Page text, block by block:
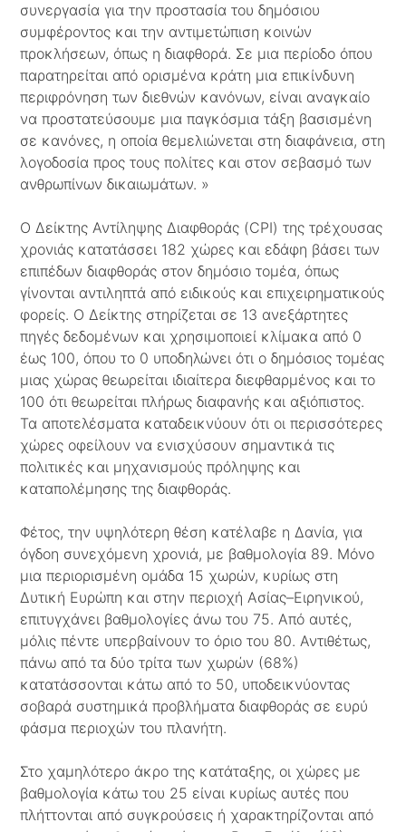
συνεργασία για την προστασία του δημόσιου
συμφέροντος και την αντιμετώπιση κοινών
προκλήσεων, όπως η διαφθορά. Σε μια περίοδο όπου
παρατηρείται από ορισμένα κράτη μια επικίνδυνη
περιφρόνηση των διεθνών κανόνων, είναι αναγκαίο
να προστατεύσουμε μια παγκόσμια τάξη βασισμένη
σε κανόνες, η οποία θεμελιώνεται στη διαφάνεια, στη
λογοδοσία προς τους πολίτες και στον σεβασμό των
ανθρωπίνων δικαιωμάτων. »
Ο Δείκτης Αντίληψης Διαφθοράς (CPI) της τρέχουσας
χρονιάς κατατάσσει 182 χώρες και εδάφη βάσει των
επιπέδων διαφθοράς στον δημόσιο τομέα, όπως
γίνονται αντιληπτά από ειδικούς και επιχειρηματικούς
φορείς. Ο Δείκτης στηρίζεται σε 13 ανεξάρτητες
πηγές δεδομένων και χρησιμοποιεί κλίμακα από 0
έως 100, όπου το 0 υποδηλώνει ότι ο δημόσιος τομέας
μιας χώρας θεωρείται ιδιαίτερα διεφθαρμένος και το
100 ότι θεωρείται πλήρως διαφανής και αξιόπιστος.
Τα αποτελέσματα καταδεικνύουν ότι οι περισσότερες
χώρες οφείλουν να ενισχύσουν σημαντικά τις
πολιτικές και μηχανισμούς πρόληψης και
καταπολέμησης της διαφθοράς.
Φέτος, την υψηλότερη θέση κατέλαβε η Δανία, για
όγδοη συνεχόμενη χρονιά, με βαθμολογία 89. Μόνο
μια περιορισμένη ομάδα 15 χωρών, κυρίως στη
Δυτική Ευρώπη και στην περιοχή Ασίας–Ειρηνικού,
επιτυγχάνει βαθμολογίες άνω του 75. Από αυτές,
μόλις πέντε υπερβαίνουν το όριο του 80. Αντιθέτως,
πάνω από τα δύο τρίτα των χωρών (68%)
κατατάσσονται κάτω από το 50, υποδεικνύοντας
σοβαρά συστημικά προβλήματα διαφθοράς σε ευρύ
φάσμα περιοχών του πλανήτη.
Στο χαμηλότερο άκρο της κατάταξης, οι χώρες με
βαθμολογία κάτω του 25 είναι κυρίως αυτές που
πλήττονται από συγκρούσεις ή χαρακτηρίζονται από